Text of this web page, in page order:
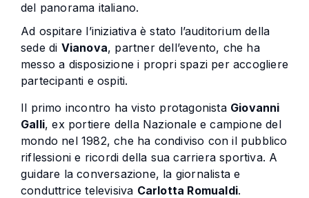
del panorama italiano.
Ad ospitare l’iniziativa è stato l’auditorium della
sede di Vianova, partner dell’evento, che ha
messo a disposizione i propri spazi per accogliere
partecipanti e ospiti.
Il primo incontro ha visto protagonista Giovanni
Galli, ex portiere della Nazionale e campione del
mondo nel 1982, che ha condiviso con il pubblico
riflessioni e ricordi della sua carriera sportiva. A
guidare la conversazione, la giornalista e
conduttrice televisiva Carlotta Romualdi.